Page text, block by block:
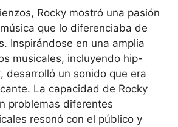
Rocky mostró una pasión
que lo diferenciaba de
Inspirándose en una amplia
musicales, incluyendo hip-
desarrolló un sonido que era
La capacidad de Rocky
problemas diferentes
resonó con el público y